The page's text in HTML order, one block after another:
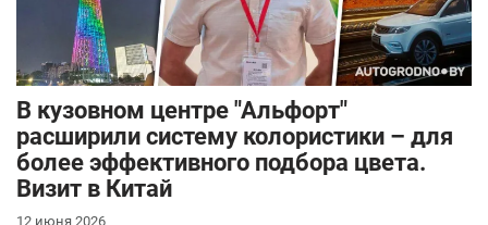
В кузовном центре "Альфорт"
расширили систему колористики – для
более эффективного подбора цвета.
Визит в Китай
12 июня 2026